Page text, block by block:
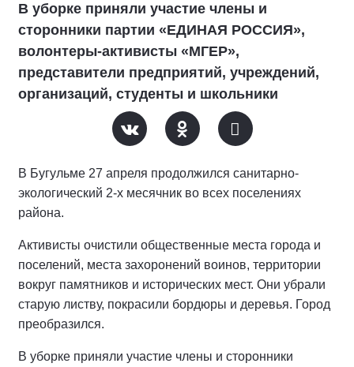
В уборке приняли участие члены и
сторонники партии «ЕДИНАЯ РОССИЯ»,
волонтеры-активисты «МГЕР»,
представители предприятий, учреждений,
организаций, студенты и школьники
В Бугульме 27 апреля продолжился санитарно-
экологический 2-х месячник во всех поселениях
района.
Активисты очистили общественные места города и
поселений, места захоронений воинов, территории
вокруг памятников и исторических мест. Они убрали
старую листву, покрасили бордюры и деревья. Город
преобразился.
В уборке приняли участие члены и сторонники